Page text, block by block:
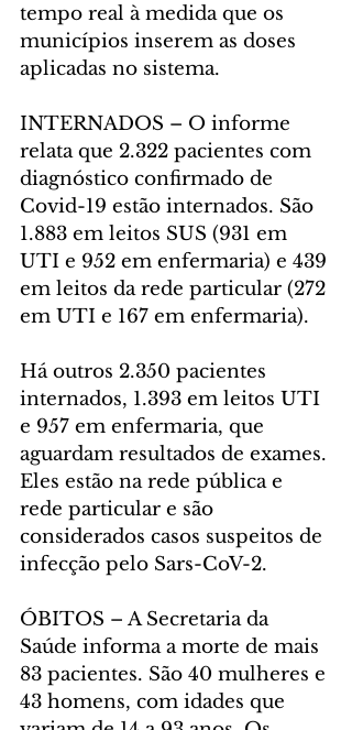
tempo real à medida que os
municípios inserem as doses
aplicadas no sistema.
INTERNADOS – O informe
relata que 2.322 pacientes com
diagnóstico confirmado de
Covid-19 estão internados. São
1.883 em leitos SUS (931 em
UTI e 952 em enfermaria) e 439
em leitos da rede particular (272
em UTI e 167 em enfermaria).
Há outros 2.350 pacientes
internados, 1.393 em leitos UTI
e 957 em enfermaria, que
aguardam resultados de exames.
Eles estão na rede pública e
rede particular e são
considerados casos suspeitos de
infecção pelo Sars-CoV-2.
ÓBITOS – A Secretaria da
Saúde informa a morte de mais
83 pacientes. São 40 mulheres e
43 homens, com idades que